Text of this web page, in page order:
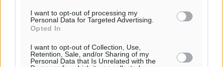
I want to opt-out of processing my
Personal Data for Targeted Advertising.
Opted In
I want to opt-out of Collection, Use,
Retention, Sale, and/or Sharing of my
Personal Data that Is Unrelated with the